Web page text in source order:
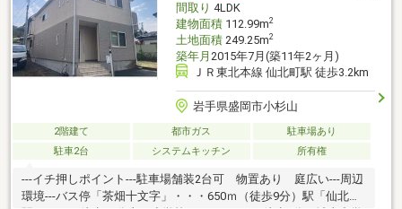
間取り 4LDK
建物面積112.99m2
土地面積249.25m2
築年月 2015年7月(築11年2ヶ月)
ＪＲ東北本線 仙北町駅 徒歩3.2km
岩手県盛岡市小杉山
2階建て 都市ガス
駐車場あり
駐車2台
システムキッチン 所有権
---イチ押しポイント---駐車場舗装2台可 物置あり 庭広い---周辺
環境---バス停「茶畑十文字」・・・650ｍ（徒歩9分）駅「仙北